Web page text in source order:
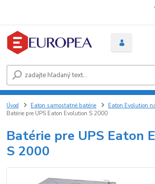
Úvod Eaton samostatné batérie
Eaton Evolution
Batérie pre UPS Eaton Evolution S 2000
Batérie pre UPS Eaton
S 2000